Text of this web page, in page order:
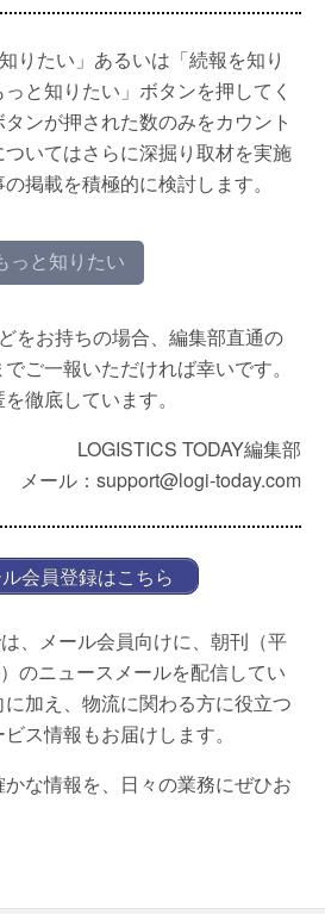
りたい」あるいは「続報を知り
と知りたい」ボタンを押してく
ンが押された数のみをカウント
いてはさらに深掘り取材を実施
掲載を積極的に検討します。
っと知りたい
をお持ちの場合、編集部直通の
ご一報いただければ幸いです。
徹底しています。
LOGISTICS TODAY編集部
メール：support@logi-today.com
会員登録はこちら
、メール会員向けに、朝刊（平
のニュースメールを配信してい
加え、物流に関わる方に役立つ
ス情報もお届けします。
な情報を、日々の業務にぜひお